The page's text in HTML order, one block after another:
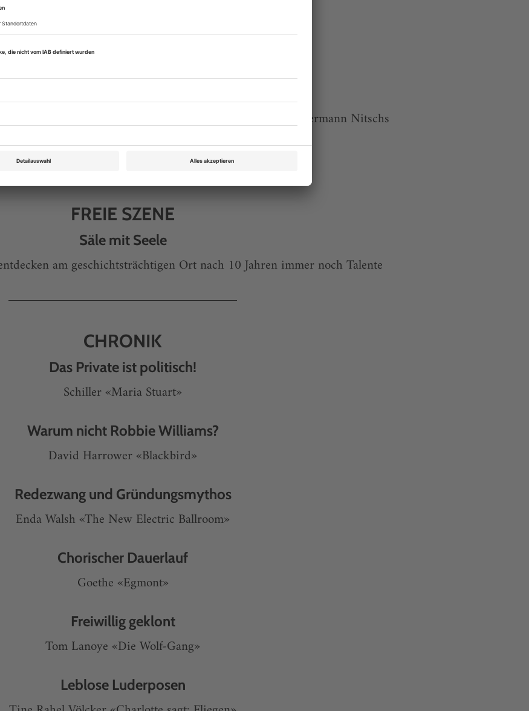
heim an die Burg: Bericht von der 122. Aktion von Hermann Nitschs
FREIE SZENE
Säle mit Seele
am geschichtsträchtigen Ort nach 10 Jahren immer noch Talente
CHRONIK
Das Private ist politisch!
Schiller «Maria Stuart»
Warum nicht Robbie Williams?
David Harrower «Blackbird»
Redezwang und Gründungsmythos
Enda Walsh «The New Electric Ballroom»
Chorischer Dauerlauf
Goethe «Egmont»
Freiwillig geklont
Tom Lanoye «Die Wolf-Gang»
Leblose Luderposen